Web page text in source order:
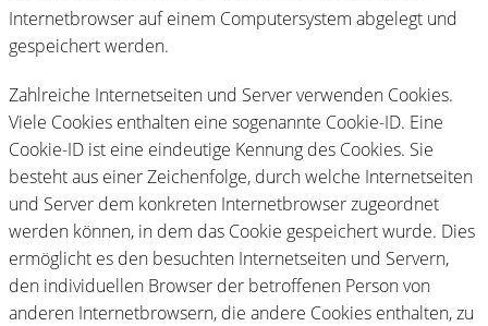
Internetbrowser auf einem Computersystem abgelegt und
gespeichert werden.
Zahlreiche Internetseiten und Server verwenden Cookies.
Viele Cookies enthalten eine sogenannte Cookie-ID. Eine
Cookie-ID ist eine eindeutige Kennung des Cookies. Sie
besteht aus einer Zeichenfolge, durch welche Internetseiten
und Server dem konkreten Internetbrowser zugeordnet
werden können, in dem das Cookie gespeichert wurde. Dies
ermöglicht es den besuchten Internetseiten und Servern,
den individuellen Browser der betroffenen Person von
anderen Internetbrowsern, die andere Cookies enthalten, zu